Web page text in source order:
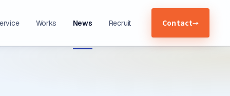
Works News Recruit Contact→